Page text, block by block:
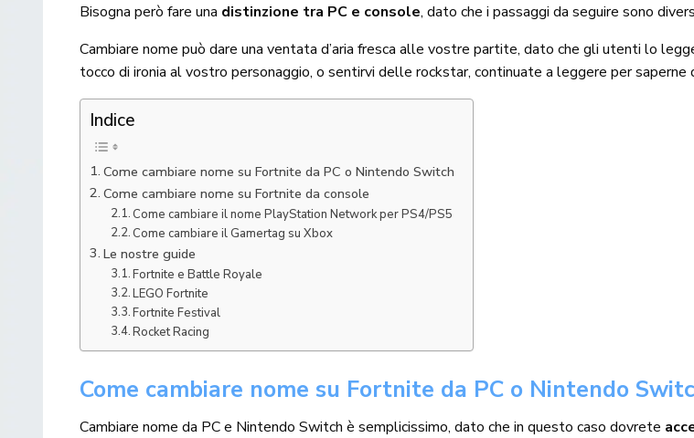
Bisogna però fare una distinzione tra PC e console, dato che i passaggi da seguire sono
Cambiare nome può dare una ventata d’aria fresca alle vostre partite, dato che gli utenti lo
tocco di ironia al vostro personaggio, o sentirvi delle rockstar, continuate a leggere per saperne
Indice
Come cambiare nome su Fortnite da PC o Nintendo Switch
Come cambiare nome su Fortnite da console
Come cambiare il nome PlayStation Network per PS4/PS5
Come cambiare il Gamertag su Xbox
Le nostre guide
Fortnite e Battle Royale
LEGO Fortnite
Fortnite Festival
Rocket Racing
Come cambiare nome su Fortnite da PC o Nintendo
Cambiare nome da PC e Nintendo Switch è semplicissimo, dato che in questo caso dovrete